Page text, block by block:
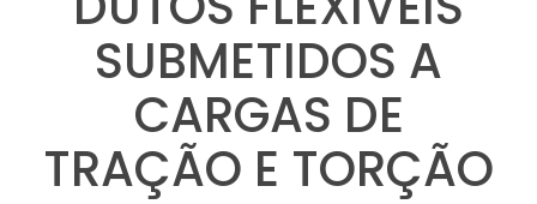
SUBMETIDOS A
CARGAS DE
TRAÇÃO E TORÇÃO